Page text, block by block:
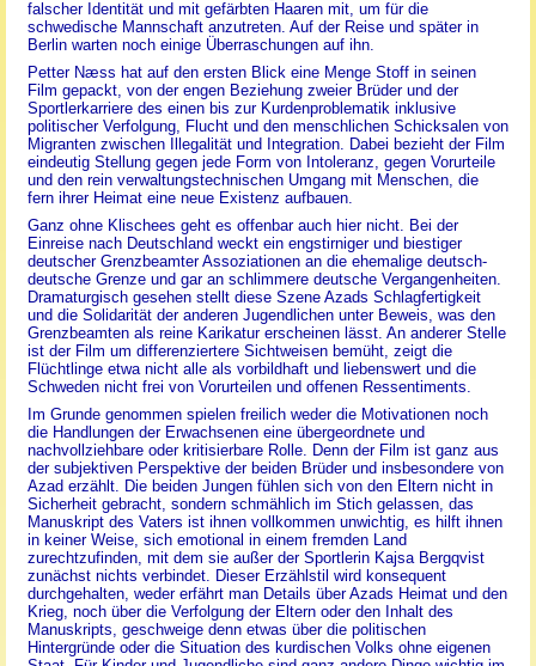
falscher Identität und mit gefärbten Haaren mit, um für die
schwedische Mannschaft anzutreten. Auf der Reise und später in
Berlin warten noch einige Überraschungen auf ihn.
Petter Næss hat auf den ersten Blick eine Menge Stoff in seinen
Film gepackt, von der engen Beziehung zweier Brüder und der
Sportlerkarriere des einen bis zur Kurdenproblematik inklusive
politischer Verfolgung, Flucht und den menschlichen Schicksalen von
Migranten zwischen Illegalität und Integration. Dabei bezieht der Film
eindeutig Stellung gegen jede Form von Intoleranz, gegen Vorurteile
und den rein verwaltungstechnischen Umgang mit Menschen, die
fern ihrer Heimat eine neue Existenz aufbauen.
Ganz ohne Klischees geht es offenbar auch hier nicht. Bei der
Einreise nach Deutschland weckt ein engstirniger und biestiger
deutscher Grenzbeamter Assoziationen an die ehemalige deutsch-
deutsche Grenze und gar an schlimmere deutsche Vergangenheiten.
Dramaturgisch gesehen stellt diese Szene Azads Schlagfertigkeit
und die Solidarität der anderen Jugendlichen unter Beweis, was den
Grenzbeamten als reine Karikatur erscheinen lässt. An anderer Stelle
ist der Film um differenziertere Sichtweisen bemüht, zeigt die
Flüchtlinge etwa nicht alle als vorbildhaft und liebenswert und die
Schweden nicht frei von Vorurteilen und offenen Ressentiments.
Im Grunde genommen spielen freilich weder die Motivationen noch
die Handlungen der Erwachsenen eine übergeordnete und
nachvollziehbare oder kritisierbare Rolle. Denn der Film ist ganz aus
der subjektiven Perspektive der beiden Brüder und insbesondere von
Azad erzählt. Die beiden Jungen fühlen sich von den Eltern nicht in
Sicherheit gebracht, sondern schmählich im Stich gelassen, das
Manuskript des Vaters ist ihnen vollkommen unwichtig, es hilft ihnen
in keiner Weise, sich emotional in einem fremden Land
zurechtzufinden, mit dem sie außer der Sportlerin Kajsa Bergqvist
zunächst nichts verbindet. Dieser Erzählstil wird konsequent
durchgehalten, weder erfährt man Details über Azads Heimat und den
Krieg, noch über die Verfolgung der Eltern oder den Inhalt des
Manuskripts, geschweige denn etwas über die politischen
Hintergründe oder die Situation des kurdischen Volks ohne eigenen